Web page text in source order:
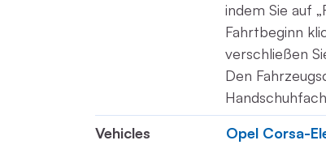
indem Sie auf
Fahrtbeginn
verschließen
Den
Vehicles
Opel Corsa-